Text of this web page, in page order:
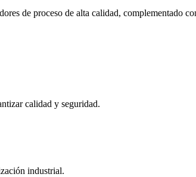
de proceso de alta calidad,
calidad y seguridad.
industrial.